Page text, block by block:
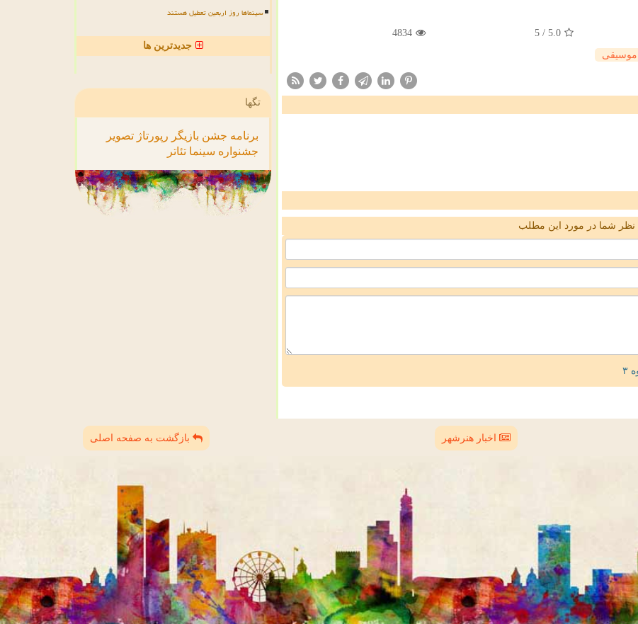
5.0
/
5
4834
موسیقی
نظر شما در مورد این مطلب
سینماها روز اربعین تعطیل هستند
جدیدترین ها
تگها
برنامه جشن بازیگر رپورتاژ تصویر
جشنواره سینما تئاتر
اخبار هنرشهر بازگشت به صفحه اصلی